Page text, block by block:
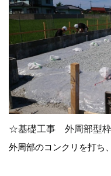
☆基礎工事 外周部型
外周部のコンクリを打ち